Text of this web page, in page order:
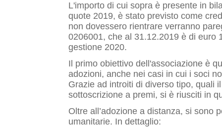
L'importo di cui sopra è presente in
quote 2019, è stato previsto come
non dovessero rientrare verranno
0206001, che al 31.12.2019 è di euro
gestione 2020.
Il primo obiettivo dell'associazione è
adozioni, anche nei casi in cui i soci
Grazie ad introiti di diverso tipo, quali
sottoscrizione a premi, si è riusciti in
Oltre all’adozione a distanza, si sono
umanitarie. In dettaglio: